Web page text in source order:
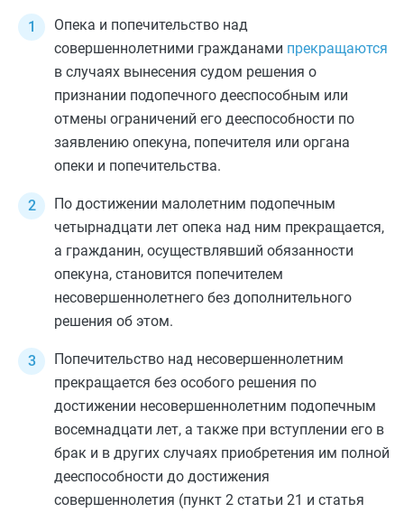
Опека и попечительство над
совершеннолетними гражданами прекращаются
в случаях вынесения судом решения о
признании подопечного дееспособным или
отмены ограничений его дееспособности по
заявлению опекуна, попечителя или органа
опеки и попечительства.
По достижении малолетним подопечным
четырнадцати лет опека над ним прекращается,
а гражданин, осуществлявший обязанности
опекуна, становится попечителем
несовершеннолетнего без дополнительного
решения об этом.
Попечительство над несовершеннолетним
прекращается без особого решения по
достижении несовершеннолетним подопечным
восемнадцати лет, а также при вступлении его в
брак и в других случаях приобретения им полной
дееспособности до достижения
совершеннолетия (пункт 2 статьи 21 и статья